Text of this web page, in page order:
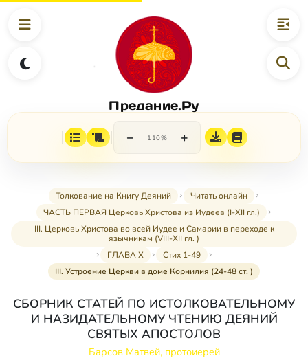
Предание.Ру
− 110% +
Толкование на Книгу Деяний
Читать онлайн
ЧАСТЬ ПЕРВАЯ Церковь Христова из Иудеев (I-XII гл.)
III. Церковь Христова во всей Иудее и Самарии в переходе к
язычникам (VIII-XII гл. )
ГЛАВА X
Стих 1-49
III. Устроение Церкви в доме Корнилия (24-48 ст. )
СБОРНИК СТАТЕЙ ПО ИСТОЛКОВАТЕЛЬНОМУ
И НАЗИДАТЕЛЬНОМУ ЧТЕНИЮ ДЕЯНИЙ
СВЯТЫХ АПОСТОЛОВ
Барсов Матвей, протоиерей